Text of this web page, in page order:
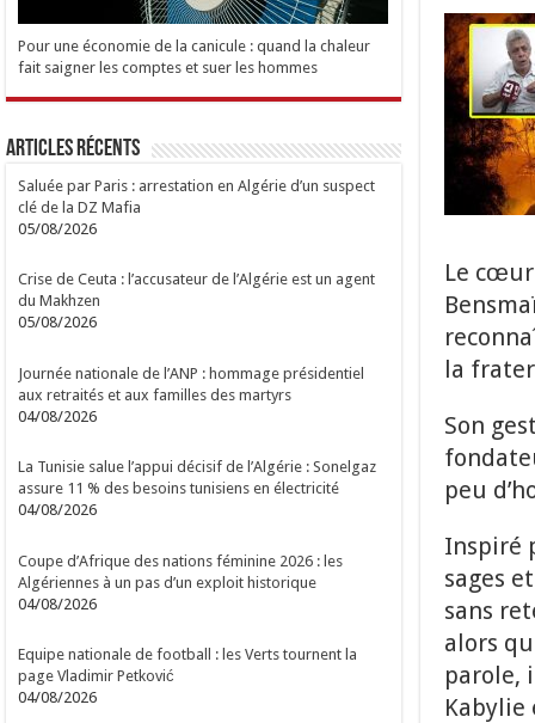
Le
la
Son
peu
Inspiré
sages
sans
alors
parole,
Kabylie
Pour une économie de la canicule : quand la chaleur
fait saigner les comptes et suer les hommes
Articles Récents
Saluée par Paris : arrestation en Algérie d’un suspect
clé de la DZ Mafia
05/08/2026
Crise de Ceuta : l’accusateur de l’Algérie est un agent
du Makhzen
05/08/2026
Journée nationale de l’ANP : hommage présidentiel
aux retraités et aux familles des martyrs
04/08/2026
La Tunisie salue l’appui décisif de l’Algérie : Sonelgaz
assure 11 % des besoins tunisiens en électricité
04/08/2026
Coupe d’Afrique des nations féminine 2026 : les
Algériennes à un pas d’un exploit historique
04/08/2026
Equipe nationale de football : les Verts tournent la
page Vladimir Petković
04/08/2026